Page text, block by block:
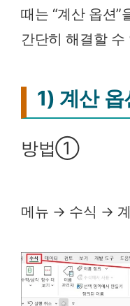
때는 “계산 옵션”
간단히 해결할 수
1) 계산
방법①
메뉴 → 수식 →